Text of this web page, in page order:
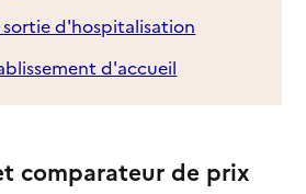
sortie d'hospitalisation
d'accueil
comparateur de prix